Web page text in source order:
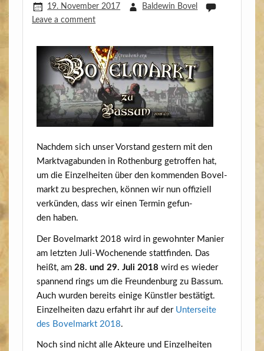
19. November 2017
Baldewin Bovel
Leave a comment
Nach­dem sich unser Vor­stand ges­tern mit den
Markt­va­ga­bun­den in Rothen­burg getrof­fen hat,
um die Ein­zel­hei­ten über den kom­men­den Bovel­
markt zu bespre­chen, kön­nen wir nun offi­zi­ell
ver­kün­den, dass wir einen Ter­min gefun­
den haben.
Der Bovel­markt 2018 wird in gewohn­ter Manier
am letz­ten Juli-Wochen­en­de statt­fin­den. Das
heißt, am 28. und 29. Juli 2018 wird es wie­der
span­nend rings um die Freun­den­burg zu Bas­sum.
Auch wur­den bereits eini­ge Künst­ler bestä­tigt.
Ein­zel­hei­ten dazu erfahrt ihr auf der Unter­sei­te
des Bovel­markt 2018.
Noch sind nicht alle Akteu­re und Ein­zel­hei­ten